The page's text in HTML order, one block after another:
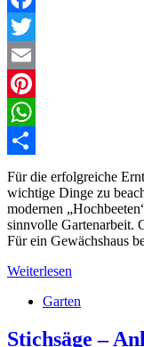
Facebook
Twitter
Email
Pinterest
WhatsApp
Teilen
Für die erfolgreiche
wichtige Dinge zu
modernen
sinnvolle Gartenarbeit.
Für ein Gewächshaus
Weiterlesen
Garten
Stichsäge –